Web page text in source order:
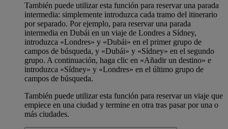
También puede utilizar esta función para reservar una parada
intermedia: simplemente introduzca cada tramo del itinerario
por separado. Por ejemplo, para reservar una parada
intermedia en Dubái en un viaje de Londres a Sídney,
introduzca «Londres» y «Dubái» en el primer grupo de
campos de búsqueda, y «Dubái» y «Sídney» en el segundo
grupo. A continuación, haga clic en «Añadir un destino» e
introduzca «Sídney» y «Londres» en el último grupo de
campos de búsqueda.
También puede utilizar esta función para reservar un viaje que
empiece en una ciudad y termine en otra tras pasar por una o
más ciudades.